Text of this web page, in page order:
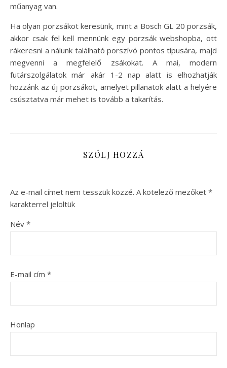
műanyag van.
Ha olyan porzsákot keresünk, mint a Bosch GL 20 porzsák,
akkor csak fel kell mennünk egy porzsák webshopba, ott
rákeresni a nálunk található porszívó pontos típusára, majd
megvenni a megfelelő zsákokat. A mai, modern
futárszolgálatok már akár 1-2 nap alatt is elhozhatják
hozzánk az új porzsákot, amelyet pillanatok alatt a helyére
csúsztatva már mehet is tovább a takarítás.
SZÓLJ HOZZÁ
Az e-mail címet nem tesszük közzé. A kötelező mezőket *
karakterrel jelöltük
Név *
E-mail cím *
Honlap